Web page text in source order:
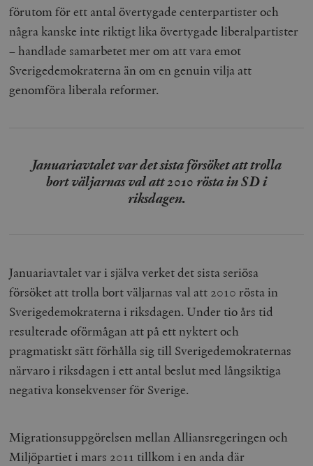
förutom för ett antal övertygade centerpartister och
några kanske inte riktigt lika övertygade liberalpartister
– handlade samarbetet mer om att vara emot
Sverigedemokraterna än om en genuin vilja att
genomföra liberala reformer.
Januariavtalet var det sista försöket att trolla
bort väljarnas val att 2010 rösta in SD i
riksdagen.
Januariavtalet var i själva verket det sista seriösa
försöket att trolla bort väljarnas val att 2010 rösta in
Sverigedemokraterna i riksdagen. Under tio års tid
resulterade oförmågan att på ett nyktert och
pragmatiskt sätt förhålla sig till Sverigedemokraternas
närvaro i riksdagen i ett antal beslut med långsiktiga
negativa konsekvenser för Sverige.
Migrationsuppgörelsen mellan Alliansregeringen och
Miljöpartiet i mars 2011 tillkom i en anda där